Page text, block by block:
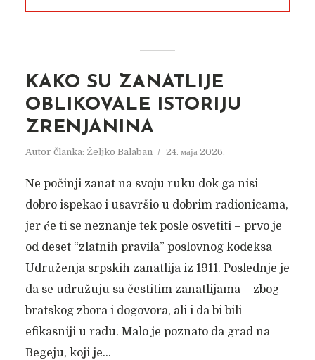
KAKO SU ZANATLIJE
OBLIKOVALE ISTORIJU
ZRENJANINA
Autor članka: Željko Balaban 24. маја 2026.
Ne počinji zanat na svoju ruku dok ga nisi
dobro ispekao i usavršio u dobrim radionicama,
jer će ti se neznanje tek posle osvetiti – prvo je
od deset “zlatnih pravila” poslovnog kodeksa
Udruženja srpskih zanatlija iz 1911. Poslednje je
da se udružuju sa čestitim zanatlijama – zbog
bratskog zbora i dogovora, ali i da bi bili
efikasniji u radu. Malo je poznato da grad na
Begeju, koji je...